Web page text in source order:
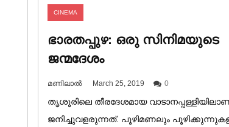
CINEMA
ഭാരതപ്പുഴ: ഒരു സിനിമയുടെ
ജന്മദേശം
മണിലാൽ March 25, 2019 0
തൃശൂരിലെ തീരദേശമായ
ജനിച്ചുവളരുന്നത്. പൂഴിമണലും